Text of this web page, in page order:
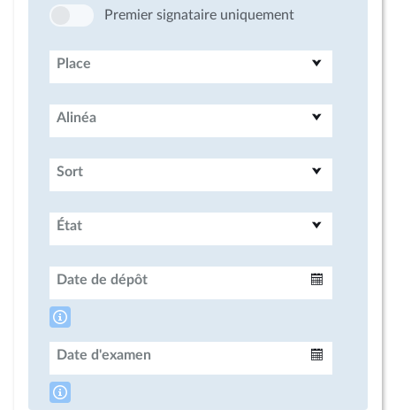
Premier signataire uniquement
Place
Alinéa
Sort
État
Date de dépôt
Date d'examen